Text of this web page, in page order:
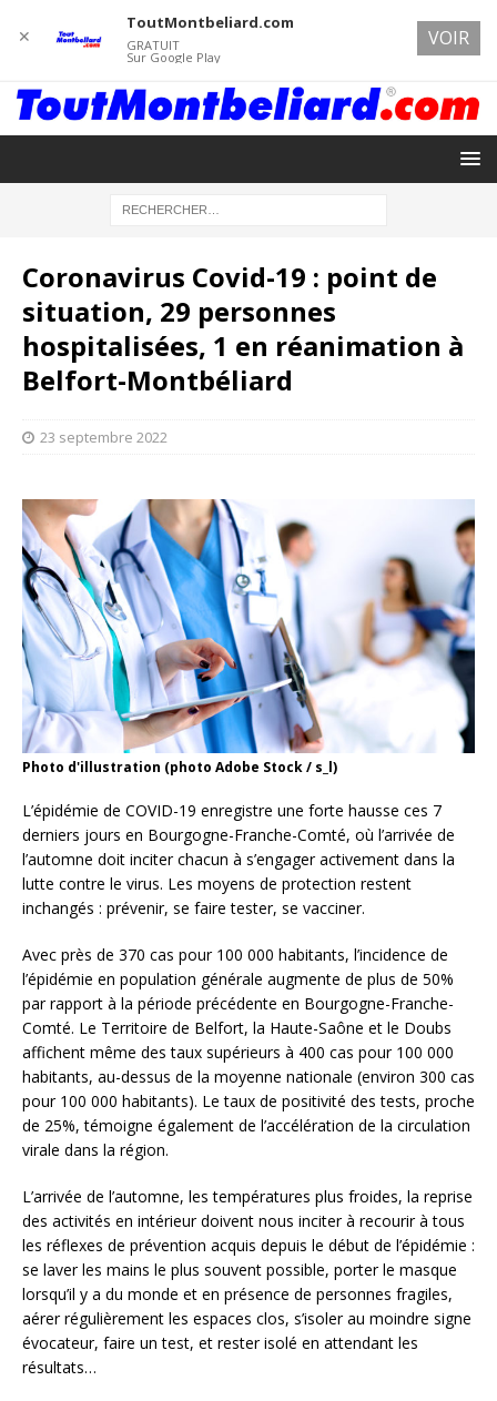
Coronavirus Covid-19 : point de
situation, 29 personnes
hospitalisées, 1 en réanimation à
Belfort-Montbéliard
23 septembre 2022
Photo d'illustration (photo Adobe Stock / s_l)
L’épidémie de COVID-19 enregistre une forte hausse ces 7
derniers jours en Bourgogne-Franche-Comté, où l’arrivée de
l’automne doit inciter chacun à s’engager activement dans la
lutte contre le virus. Les moyens de protection restent
inchangés : prévenir, se faire tester, se vacciner.
Avec près de 370 cas pour 100 000 habitants, l’incidence de
l’épidémie en population générale augmente de plus de 50%
par rapport à la période précédente en Bourgogne-Franche-
Comté. Le Territoire de Belfort, la Haute-Saône et le Doubs
affichent même des taux supérieurs à 400 cas pour 100 000
habitants, au-dessus de la moyenne nationale (environ 300 cas
pour 100 000 habitants). Le taux de positivité des tests, proche
de 25%, témoigne également de l’accélération de la circulation
virale dans la région.
L’arrivée de l’automne, les températures plus froides, la reprise
des activités en intérieur doivent nous inciter à recourir à tous
les réflexes de prévention acquis depuis le début de l’épidémie :
se laver les mains le plus souvent possible, porter le masque
lorsqu’il y a du monde et en présence de personnes fragiles,
aérer régulièrement les espaces clos, s’isoler au moindre signe
évocateur, faire un test, et rester isolé en attendant les
résultats…
✕
ToutMontbeliard.com
GRATUIT
Sur Google Play
VOIR